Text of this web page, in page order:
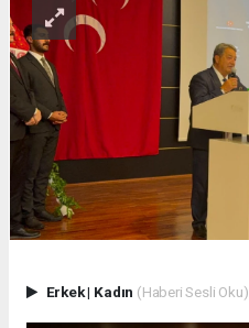
Erkek| Kadın (Haberi Sesli Oku)